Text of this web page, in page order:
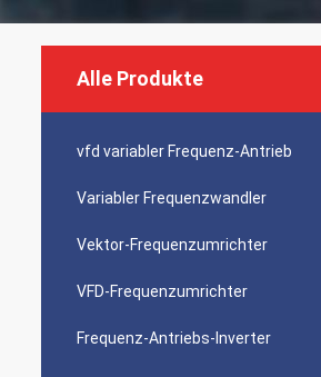
Alle Produkte
vfd variabler Frequenz-Antrieb
Variabler Frequenzwandler
Vektor-Frequenzumrichter
VFD-Frequenzumrichter
Frequenz-Antriebs-Inverter